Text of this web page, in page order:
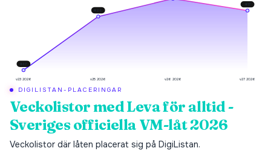
# 47
# 20
# 17
v23 2026 v25 2026 v26 2026 v27 2026
DIGILISTAN-PLACERINGAR
Veckolistor medLeva för alltid -
Sveriges officiella VM-låt 2026
Veckolistor där låten placerat sig på DigiListan.